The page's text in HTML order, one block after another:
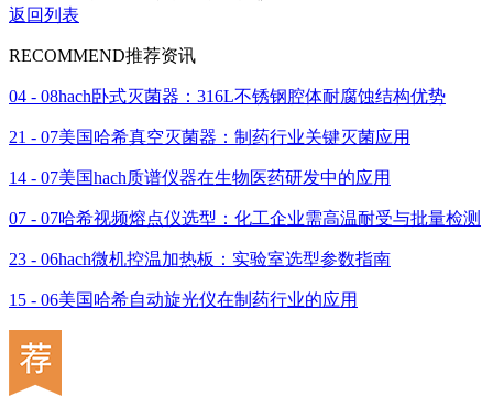
返回列表
RECOMMEND推荐资讯
04 - 08hach卧式灭菌器：316L不锈钢腔体耐腐蚀结构优势
21 - 07美国哈希真空灭菌器：制药行业关键灭菌应用
14 - 07美国hach质谱仪器在生物医药研发中的应用
07 - 07哈希视频熔点仪选型：化工企业需高温耐受与批量检测
23 - 06hach微机控温加热板：实验室选型参数指南
15 - 06美国哈希自动旋光仪在制药行业的应用